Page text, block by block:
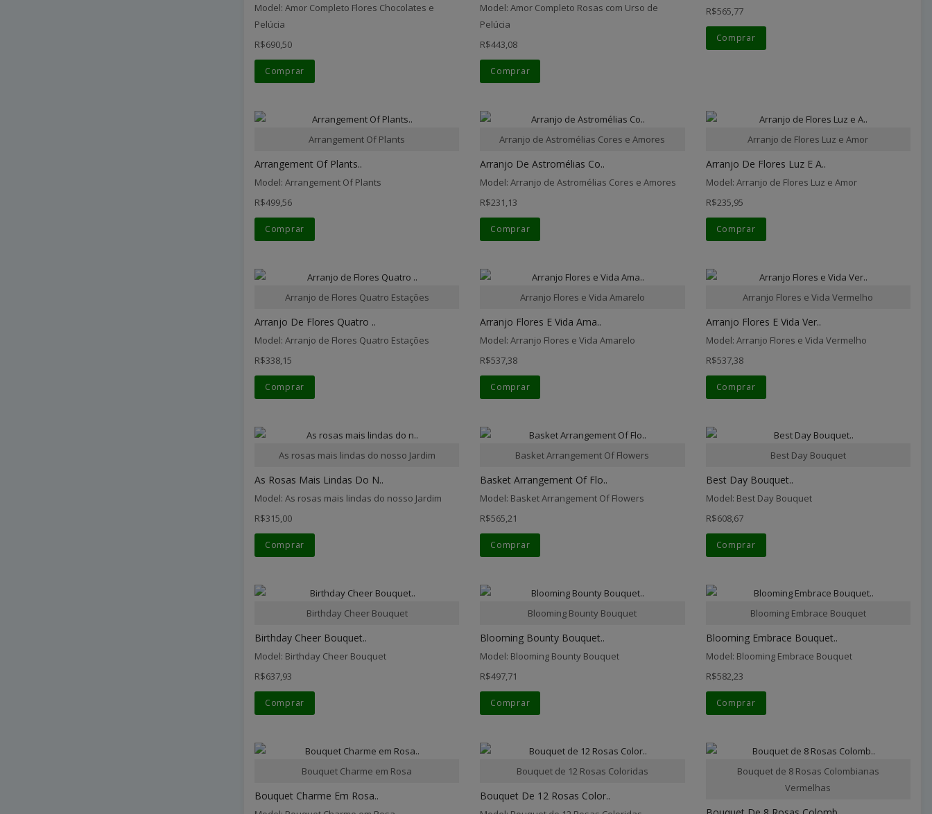
Model: Amor Completo Flores Chocolates e
Pelúcia
R$690,50
Comprar
Model: Amor Completo Rosas com Urso de
Pelúcia
R$443,08
Comprar
R$565,77
Comprar
Arrangement Of Plants
Arrangement Of Plants..
Model: Arrangement Of Plants
R$499,56
Comprar
Arranjo de Astromélias Cores e Amores
Arranjo De Astromélias Co..
Model: Arranjo de Astromélias Cores e Amores
R$231,13
Comprar
Arranjo de Flores Luz e Amor
Arranjo De Flores Luz E A..
Model: Arranjo de Flores Luz e Amor
R$235,95
Comprar
Arranjo de Flores Quatro Estações
Arranjo De Flores Quatro ..
Model: Arranjo de Flores Quatro Estações
R$338,15
Comprar
Arranjo Flores e Vida Amarelo
Arranjo Flores E Vida Ama..
Model: Arranjo Flores e Vida Amarelo
R$537,38
Comprar
Arranjo Flores e Vida Vermelho
Arranjo Flores E Vida Ver..
Model: Arranjo Flores e Vida Vermelho
R$537,38
Comprar
As rosas mais lindas do nosso Jardim
As Rosas Mais Lindas Do N..
Model: As rosas mais lindas do nosso Jardim
R$315,00
Comprar
Basket Arrangement Of Flowers
Basket Arrangement Of Flo..
Model: Basket Arrangement Of Flowers
R$565,21
Comprar
Best Day Bouquet
Best Day Bouquet..
Model: Best Day Bouquet
R$608,67
Comprar
Birthday Cheer Bouquet
Birthday Cheer Bouquet..
Model: Birthday Cheer Bouquet
R$637,93
Comprar
Blooming Bounty Bouquet
Blooming Bounty Bouquet..
Model: Blooming Bounty Bouquet
R$497,71
Comprar
Blooming Embrace Bouquet
Blooming Embrace Bouquet..
Model: Blooming Embrace Bouquet
R$582,23
Comprar
Bouquet Charme em Rosa
Bouquet Charme Em Rosa..
Bouquet de 12 Rosas Coloridas
Bouquet De 12 Rosas Color..
Bouquet de 8 Rosas Colombianas
Vermelhas